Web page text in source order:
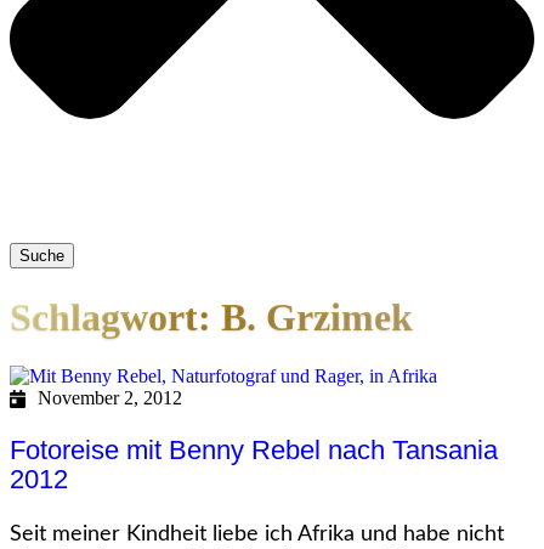
Suche
Schlagwort: B. Grzimek
November 2, 2012
Fotoreise mit Benny Rebel nach Tansania
2012
Seit meiner Kindheit liebe ich Afrika und habe nicht